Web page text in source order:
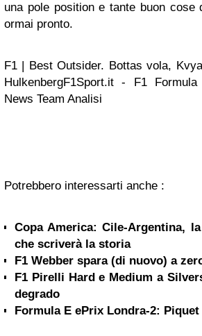
una pole position e tante buon cose
ormai pronto.
F1 | Best Outsider. Bottas vola,
HulkenbergF1Sport.it - F1
News Team Analisi
Potrebbero interessarti anche :
Copa America: Cile-Argentina,
che scriverà la storia
F1 Webber spara (di nuovo) a
F1 Pirelli Hard e Medium a
degrado
Formula E ePrix Londra-2: